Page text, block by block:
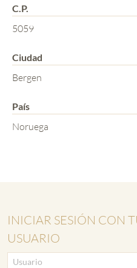
C.P.
5059
Ciudad
Bergen
País
Noruega
INICIAR SESIÓN CON
USUARIO